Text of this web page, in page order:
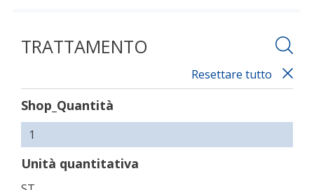
TRATTAMENTO
Resettare tutto
Shop_Quantità
Unità quantitativa